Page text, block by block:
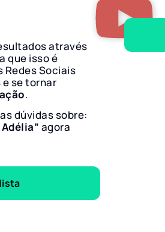
através
que isso é
Redes Sociais
e se tornar
.
dúvidas sobre:
agora